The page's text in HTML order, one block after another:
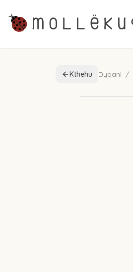
Kthehu Dyqani /